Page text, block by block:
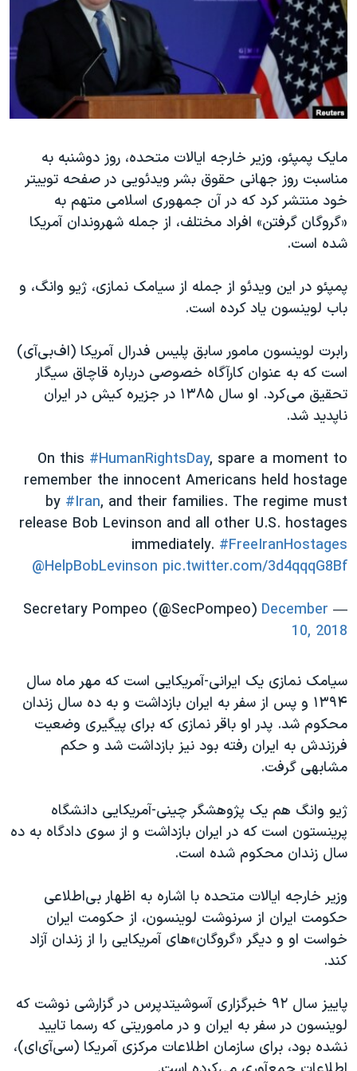
فرهنگ و زندگی
حقوق شهروندی
اقتصادی
علم و فناوری
گالری عکس
آرشیو پخش زنده
مستندها
انتخابات ریاست جمهوری آمریکا ۲۰۲۴
حمله جمهوری اسلامی به اسرائیل
رمز مهسا
اعتراضات زن، زندگی، آزادی
مجموعه مستندهای دادخواهی
تریبونال مردمی آبان ۹۸
دادگاه حمید نوری
قانون شفافیت دارائی کادر رهبری ایران
اسرائیل در جنگ
نرگس محمدی برنده جایزه نوبل صلح
همایش محافظه‌کاران آمریکا «سی‌پک»
سفر پرزیدنت ترامپ به چین
دنبال کنید
زبانهای مختلف
مایک پمپئو، وزیر خارجه ایالات متحده، روز دوشنبه به
مناسبت روز جهانی حقوق‌ بشر ویدئویی در صفحه توییتر
خود منتشر کرد که در آن جمهوری اسلامی متهم به
«گروگان گرفتن» افراد مختلف، از جمله شهروندان آمریکا
شده است.
پمپئو در این ویدئو از جمله از سیامک نمازی، ژیو وانگ، و
باب لوینسون یاد کرده است.
رابرت لوینسون مامور سابق پلیس فدرال آمریکا (اف‌بی‌آی)
است که به عنوان کارآگاه خصوصی درباره قاچاق سیگار
تحقیق می‌کرد. او سال ۱۳۸۵ در جزیره کیش در ایران
ناپدید شد.
On this #HumanRightsDay, spare a moment to
remember the innocent Americans held hostage
by #Iran, and their families. The regime must
release Bob Levinson and all other U.S. hostages
immediately. #FreeIranHostages
@HelpBobLevinson pic.twitter.com/3d4qqqG8Bf
— Secretary Pompeo (@SecPompeo)
December
10, 2018
سیامک نمازی یک ایرانی-آمریکایی است که مهر ماه سال
۱۳۹۴ و پس از سفر به ایران بازداشت و به ده سال زندان
محکوم شد. پدر او باقر نمازی که برای پیگیری وضعیت
فرزندش به ایران رفته بود نیز بازداشت شد و حکم
مشابهی گرفت.
ژیو وانگ هم یک پژوهشگر چینی-آمریکایی دانشگاه
پرینستون است که در ایران بازداشت و از سوی دادگاه به ده
سال زندان محکوم شده است.
وزیر خارجه ایالات متحده با اشاره به اظهار بی‌اطلاعی
حکومت ایران از سرنوشت لوینسون، از حکومت ایران
خواست او و دیگر «گروگان»های آمریکایی را از زندان آزاد
کند.
پاییز سال ۹۲ خبرگزاری آسوشيتدپرس در گزارشی نوشت که
لوینسون در سفر به ايران و در ماموريتی که رسما تاييد
نشده بود، برای سازمان اطلاعات مرکزی آمريکا (سی‌آی‌ای)،